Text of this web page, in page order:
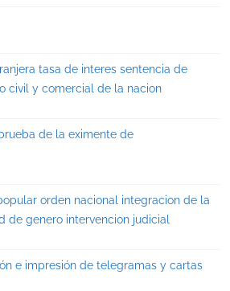
tasa de interes sentencia de
civil y comercial de la nacion
de la eximente de
orden nacional integracion de la
de genero intervencion judicial
e impresión de telegramas y cartas